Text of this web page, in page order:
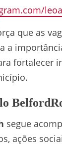
que as
a
fortalecer
segue
ações